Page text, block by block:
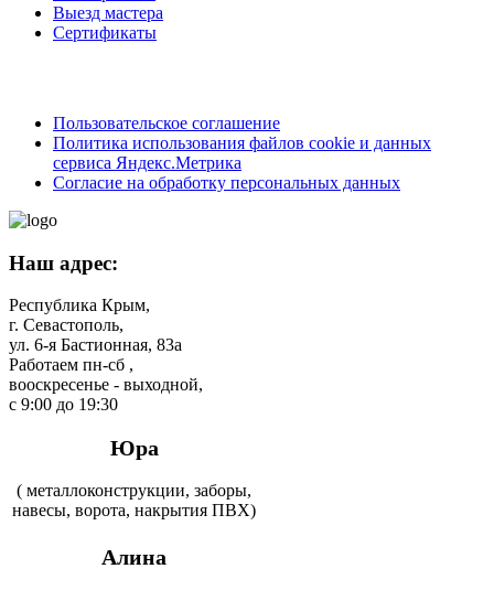
Выезд мастера
Сертификаты
Пользовательское соглашение
Политика использования файлов cookie и данных
сервиса Яндекс.Метрика
Согласие на обработку персональных данных
Наш адрес:
Республика Крым,
г. Севастополь,
ул. 6-я Бастионная, 83а
Работаем пн-сб ,
вооскресенье - выходной,
с 9:00 до 19:30
Юра
( металлоконструкции, заборы,
навесы, ворота, накрытия ПВХ)
Алина